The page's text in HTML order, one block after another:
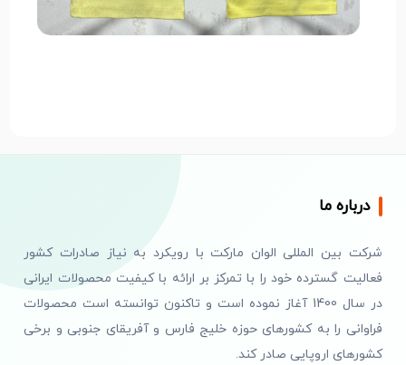
درباره ما
شرکت بین المللی الوان مارکت با رویکرد به نیاز صادرات کشور
فعالیت گسترده خود را با تمرکز بر ارائه با کیفیت محصولات ایرانی
در سال 1400 آغاز نموده است و تاکنون توانسته است محصولات
فراوانی را به کشورهای حوزه خلیج فارس و آفریقای جنوبی و برخی
کشورهای اروپایی صادر کند.